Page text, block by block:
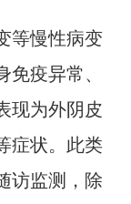
等慢性病变
疫异常、
现为外阴皮
症状。此类
访监测，除